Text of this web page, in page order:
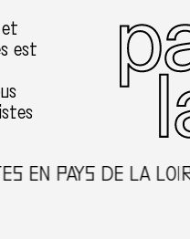
est
PAYS DE LA